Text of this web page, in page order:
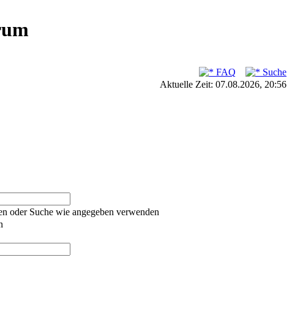
FAQ
Suche
Aktuelle Zeit: 07.08.2026, 20:56
oder Suche wie angegeben verwenden